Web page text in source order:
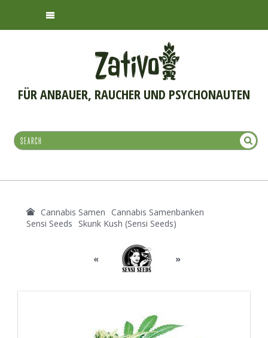
FÜR ANBAUER, RAUCHER UND PSYCHONAUTEN
Cannabis Samen
Cannabis Samenbanken
Sensi Seeds
Skunk Kush (Sensi Seeds)
« »